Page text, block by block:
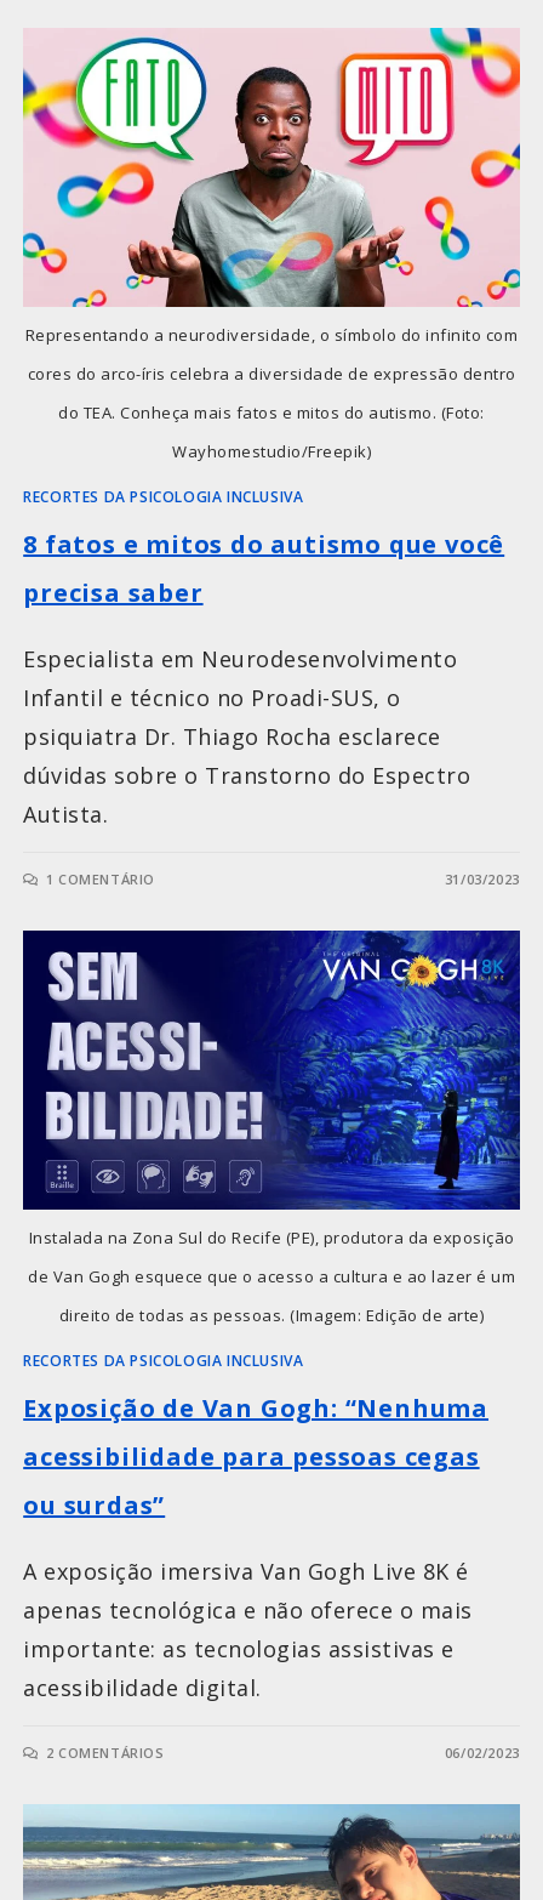
Representando a neurodiversidade, o símbolo do infinito com
cores do arco-íris celebra a diversidade de expressão dentro
do TEA. Conheça mais fatos e mitos do autismo. (Foto:
Wayhomestudio/Freepik)
RECORTES DA PSICOLOGIA INCLUSIVA
8 fatos e mitos do autismo que você
precisa saber
Especialista em Neurodesenvolvimento
Infantil e técnico no Proadi-SUS, o
psiquiatra Dr. Thiago Rocha esclarece
dúvidas sobre o Transtorno do Espectro
Autista.
1 COMENTÁRIO 31/03/2023
Instalada na Zona Sul do Recife (PE), produtora da exposição
de Van Gogh esquece que o acesso a cultura e ao lazer é um
direito de todas as pessoas. (Imagem: Edição de arte)
RECORTES DA PSICOLOGIA INCLUSIVA
Exposição de Van Gogh: “Nenhuma
acessibilidade para pessoas cegas
ou surdas”
A exposição imersiva Van Gogh Live 8K é
apenas tecnológica e não oferece o mais
importante: as tecnologias assistivas e
acessibilidade digital.
2 COMENTÁRIOS 06/02/2023